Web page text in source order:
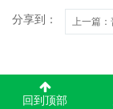
分享到： 上一篇 ：普通
回到顶部